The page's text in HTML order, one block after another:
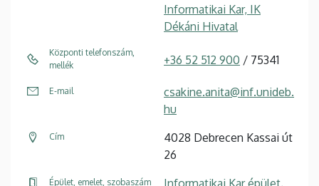
Informatikai Kar, IK
Dékáni Hivatal
Központi telefonszám,
mellék
+36 52 512 900 / 75341
E-mail
csakine.anita@inf.unideb.
hu
Cím
4028 Debrecen Kassai út
26
Épület, emelet, szobaszám Informatikai Kar épület,